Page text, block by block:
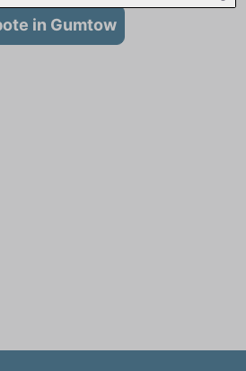
in Gumtow